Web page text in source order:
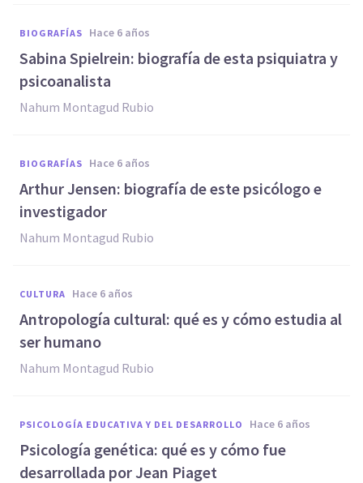
BIOGRAFÍAS hace 6 años
Sabina Spielrein: biografía de esta psiquiatra y
psicoanalista
Nahum Montagud Rubio
BIOGRAFÍAS hace 6 años
Arthur Jensen: biografía de este psicólogo e
investigador
Nahum Montagud Rubio
CULTURA hace 6 años
Antropología cultural: qué es y cómo estudia al
ser humano
Nahum Montagud Rubio
PSICOLOGÍA EDUCATIVA Y DEL DESARROLLO hace 6 años
Psicología genética: qué es y cómo fue
desarrollada por Jean Piaget